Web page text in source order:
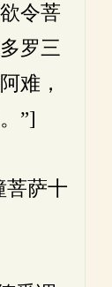
令菩
罗三
难，
”]
菩萨十